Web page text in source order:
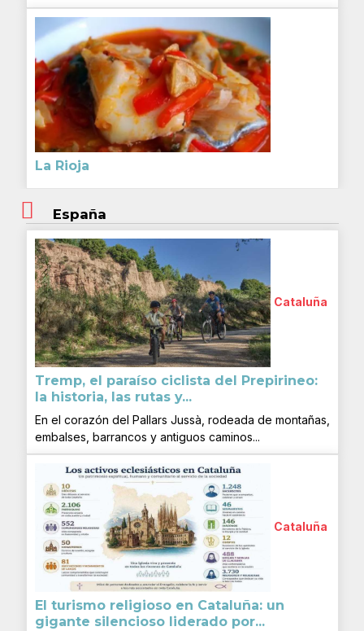
La Rioja
España
Cataluña
Tremp, el paraíso ciclista del Prepirineo:
la historia, las rutas y...
En el corazón del Pallars Jussà, rodeada de montañas,
embalses, barrancos y antiguos caminos...
Cataluña
El turismo religioso en Cataluña: un
gigante silencioso liderado por...